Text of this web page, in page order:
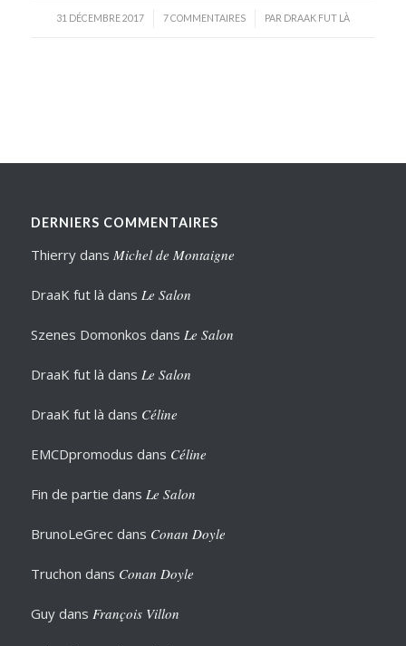
31 DÉCEMBRE 2017
/ 7 COMMENTAIRES
/ PAR DRAAK FUT LÀ
DERNIERS COMMENTAIRES
Thierrydans Michel de Montaigne
DraaK fut là dans Le Salon
Szenes Domonkos dans Le Salon
DraaK fut là dans Le Salon
DraaK fut là dans Céline
EMCDpromodus dans Céline
Fin de partie dans Le Salon
BrunoLeGrecdans Conan Doyle
Truchon dans Conan Doyle
Guydans François Villon